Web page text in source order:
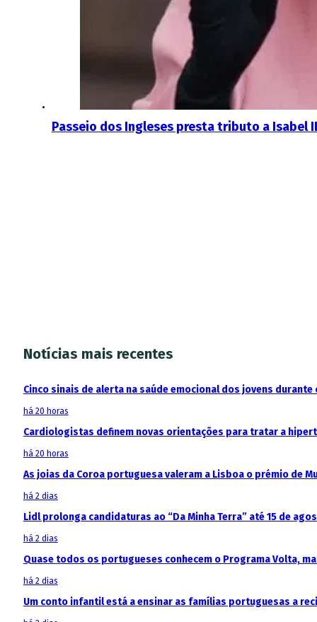
Passeio dos Ingleses presta tributo a Isabel
Notícias mais recentes
Cinco sinais de alerta na saúde emocional dos jovens durante
há 20 horas
Cardiologistas definem novas orientações para tratar a
há 20 horas
As joias da Coroa portuguesa valeram a Lisboa o prémio de
há 2 dias
Lidl prolonga candidaturas ao “Da Minha Terra” até 15 de
há 2 dias
Quase todos os portugueses conhecem o Programa Volta,
há 2 dias
Um conto infantil está a ensinar as famílias portuguesas a